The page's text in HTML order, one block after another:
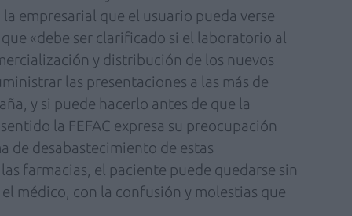
empresarial que el usuario pueda verse
«debe ser clarificado si el laboratorio al
y distribución de los nuevos
las presentaciones a las más de
y si puede hacerlo antes de que la
la FEFAC expresa su preocupación
de desabastecimiento de estas
farmacias, el paciente puede quedarse sin
médico, con la confusión y molestias que